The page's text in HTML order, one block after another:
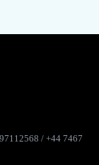
/ +44 7467